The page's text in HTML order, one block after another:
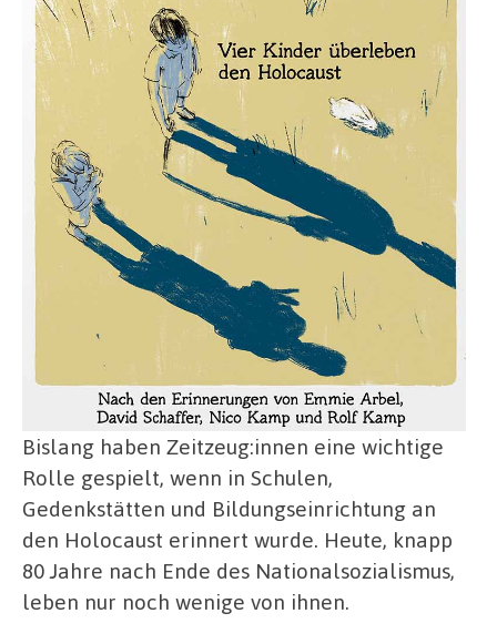
Bislang haben Zeitzeug:innen eine wichtige
Rolle gespielt, wenn in Schulen,
Gedenkstätten und Bildungseinrichtung an
den Holocaust erinnert wurde. Heute, knapp
80 Jahre nach Ende des Nationalsozialismus,
leben nur noch wenige von ihnen.